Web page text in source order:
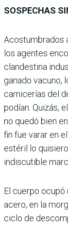
SOSPECHAS
Acostumbrados
los agentes
clandestina
ganado vacuno,
carnicerías del
podían. Quizás,
no quedó bien
fin fue varar en
estéril lo
indiscutible
El cuerpo
acero, en la
ciclo de